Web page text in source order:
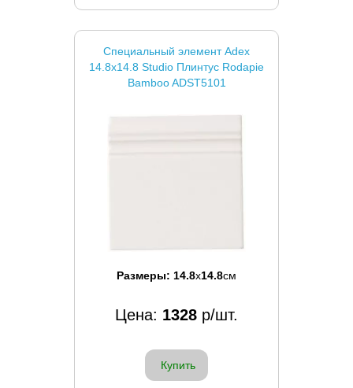
Специальный элемент Adex
14.8x14.8 Studio Плинтус Rodapie
Bamboo ADST5101
Размеры: 14.8x14.8см
Цена: 1328 р/шт.
Купить